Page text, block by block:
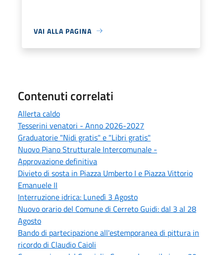
VAI ALLA PAGINA
Contenuti correlati
Allerta caldo
Tesserini venatori - Anno 2026-2027
Graduatorie "Nidi gratis" e "Libri gratis"
Nuovo Piano Strutturale Intercomunale -
Approvazione definitiva
Divieto di sosta in Piazza Umberto I e Piazza Vittorio
Emanuele II
Interruzione idrica: Lunedì 3 Agosto
Nuovo orario del Comune di Cerreto Guidi: dal 3 al 28
Agosto
Bando di partecipazione all'estemporanea di pittura in
ricordo di Claudio Caioli